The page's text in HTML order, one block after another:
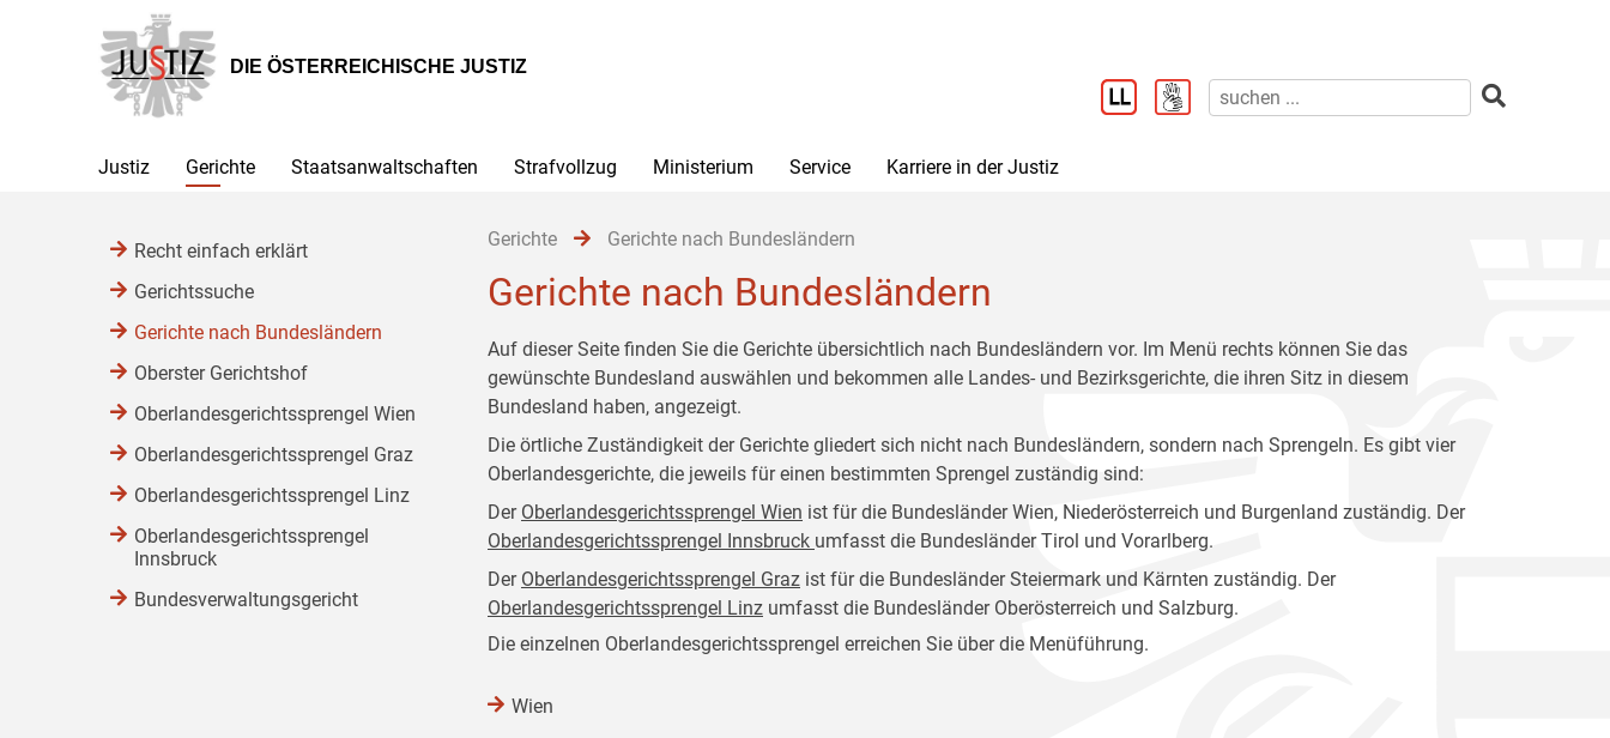
Hauptnavigation
[1]
Inhalt
[2]
Untermenü
[3]
DIE ÖSTERREICHISCHE JUSTIZ
Justiz Gerichte Staatsanwaltschaften Strafvollzug Ministerium Service Karriere in der Justiz
Gerichte Gerichte nach Bundesländern
Gerichte nach Bundesländern
Auf dieser Seite finden Sie die Gerichte übersichtlich nach Bundesländern vor. Im Menü rechts können Sie das
gewünschte Bundesland auswählen und bekommen alle Landes- und Bezirksgerichte, die ihren Sitz in diesem
Bundesland haben, angezeigt.
Die örtliche Zuständigkeit der Gerichte gliedert sich nicht nach Bundesländern, sondern nach Sprengeln. Es gibt vier
Oberlandesgerichte, die jeweils für einen bestimmten Sprengel zuständig sind:
Der Oberlandesgerichtssprengel Wien ist für die Bundesländer Wien, Niederösterreich und Burgenland zuständig. Der
Oberlandesgerichtssprengel Innsbruck umfasst die Bundesländer Tirol und Vorarlberg.
Der Oberlandesgerichtssprengel Graz ist für die Bundesländer Steiermark und Kärnten zuständig. Der
Oberlandesgerichtssprengel Linz umfasst die Bundesländer Oberösterreich und Salzburg.
Die einzelnen Oberlandesgerichtssprengel erreichen Sie über die Menüführung.
Wien
Recht einfach erklärt
Gerichtssuche
Gerichte nach Bundesländern
Oberster Gerichtshof
Oberlandesgerichtssprengel Wien
Oberlandesgerichtssprengel Graz
Oberlandesgerichtssprengel Linz
Oberlandesgerichtssprengel
Innsbruck
Bundesverwaltungsgericht